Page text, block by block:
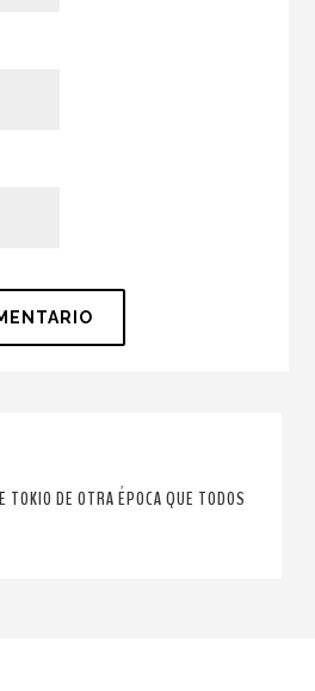
TOKIO DE OTRA ÉPOCA QUE TODOS